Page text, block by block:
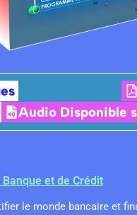
Audio Disponible
Banque et de Crédit
le monde bancaire et